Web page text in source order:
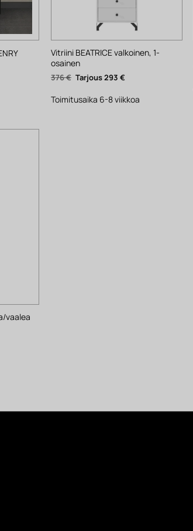
Vitriini BEATRICE valkoinen, 1-
osainen
376€ Alkuperäinen
hinta
376 €.
293 €Nykyinen
hinta
293 €.
Toimitusaika 6-8 viikkoa
vaalea